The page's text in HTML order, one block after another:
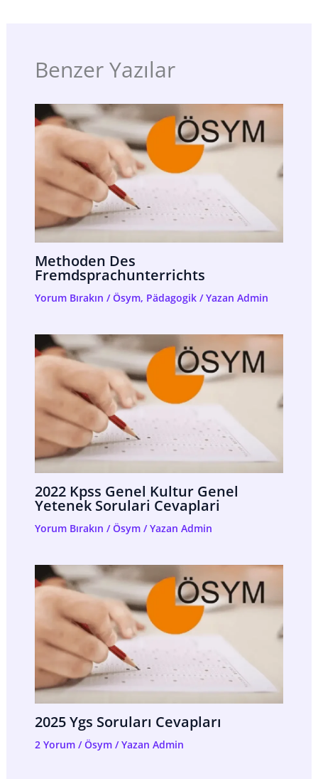
Benzer Yazılar
Methoden Des
Fremdsprachunterrichts
Yorum Bırakın /Ösym, Pädagogik/ Yazan Admin
2022 Kpss Genel Kultur Genel
Yetenek Sorulari Cevaplari
Yorum Bırakın /Ösym/ Yazan Admin
2025 Ygs Soruları Cevapları
2 Yorum /Ösym/ Yazan Admin